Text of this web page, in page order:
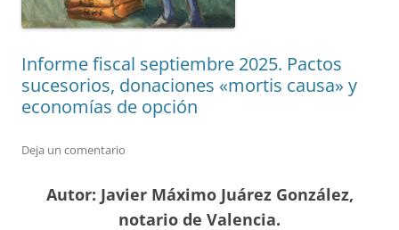
Informe fiscal septiembre 2025. Pactos
sucesorios, donaciones «mortis causa» y
economías de opción
Deja un comentario
Autor: Javier Máximo Juárez González,
notario de Valencia.